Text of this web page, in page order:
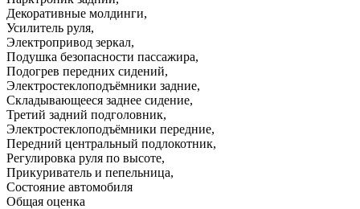
Декоративные молдинги,
Усилитель руля,
Электропривод зеркал,
Подушка безопасности пассажира,
Подогрев передних сидений,
Электростеклоподъёмники задние,
Складывающееся заднее сидение,
Третий задний подголовник,
Электростеклоподъёмники передние,
Передний центральный подлокотник,
Регулировка руля по высоте,
Прикуриватель и пепельница,
Состояние автомобиля
Общая оценка